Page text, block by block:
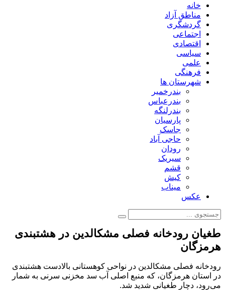
خانه
مناطق آزاد
گردشگری
اجتماعی
اقتصادی
سیاسی
علمی
فرهنگی
شهرستان ها
بندرخمیر
بندرعباس
بندرلنگه
پارسیان
جاسک
حاجی آباد
رودان
سیریک
قشم
کیش
میناب
عکس
طغیان رودخانه فصلی مشکالدین در هشتبندی
هرمزگان
رودخانه فصلی مشکالدین در نواحی کوهستانی بالادست هشتبندی
در استان هرمزگان، که منبع اصلی آب سد مخزنی سرنی به شمار
می‌رود، دچار طغیانی شدید شد.